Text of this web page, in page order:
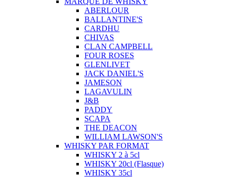
ABERLOUR
BALLANTINE'S
CARDHU
CHIVAS
CLAN CAMPBELL
FOUR ROSES
GLENLIVET
JACK DANIEL'S
JAMESON
LAGAVULIN
J&B
PADDY
SCAPA
THE DEACON
WILLIAM LAWSON'S
WHISKY PAR FORMAT
WHISKY 2 à 5cl
WHISKY 20cl (Flasque)
WHISKY 35cl